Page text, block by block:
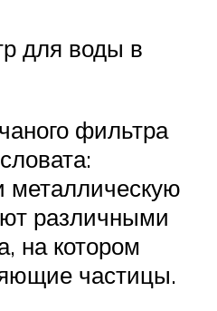
для воды в
фильтра
металлическую
различными
на котором
частицы.